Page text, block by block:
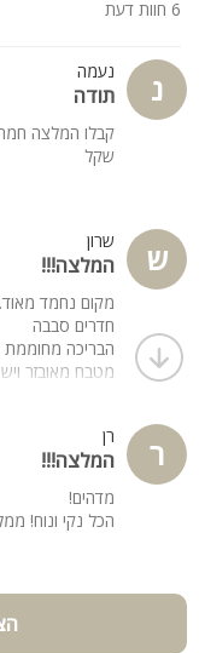
6 חוות דעת
נ נעמה
תודה
קבלו המלצה חמה
שקל
ש שרון
המלצה!!!
חדרים סבבה
הבריכה מחוממת
מטבח מאובזר
ר רן
המלצה!!!
מדהים!
הכל נקי ונוח!